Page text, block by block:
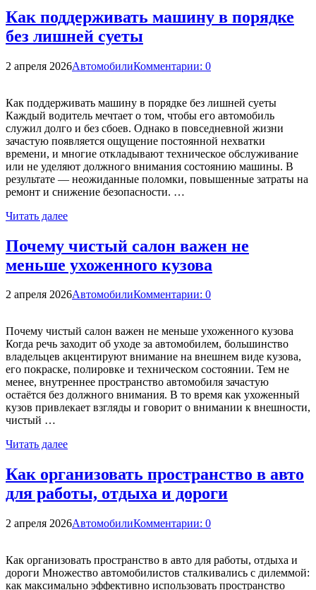
Как поддерживать машину в порядке
без лишней суеты
2 апреля 2026АвтомобилиКомментарии: 0
Как поддерживать машину в порядке без лишней суеты
Каждый водитель мечтает о том, чтобы его автомобиль
служил долго и без сбоев. Однако в повседневной жизни
зачастую появляется ощущение постоянной нехватки
времени, и многие откладывают техническое обслуживание
или не уделяют должного внимания состоянию машины. В
результате — неожиданные поломки, повышенные затраты на
ремонт и снижение безопасности. …
Читать далее
Почему чистый салон важен не
меньше ухоженного кузова
2 апреля 2026АвтомобилиКомментарии: 0
Почему чистый салон важен не меньше ухоженного кузова
Когда речь заходит об уходе за автомобилем, большинство
владельцев акцентируют внимание на внешнем виде кузова,
его покраске, полировке и техническом состоянии. Тем не
менее, внутреннее пространство автомобиля зачастую
остаётся без должного внимания. В то время как ухоженный
кузов привлекает взгляды и говорит о внимании к внешности,
чистый …
Читать далее
Как организовать пространство в авто
для работы, отдыха и дороги
2 апреля 2026АвтомобилиКомментарии: 0
Как организовать пространство в авто для работы, отдыха и
дороги Множество автомобилистов сталкивались с дилеммой:
как максимально эффективно использовать пространство